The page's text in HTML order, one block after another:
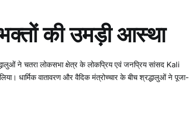
की उमड़ी आस्था
ने चतरा लोकसभा क्षेत्र के लोकप्रिय एवं जनप्रिय सांसद Kali
धार्मिक वातावरण और वैदिक मंत्रोच्चार के बीच श्रद्धालुओं ने पूजा-